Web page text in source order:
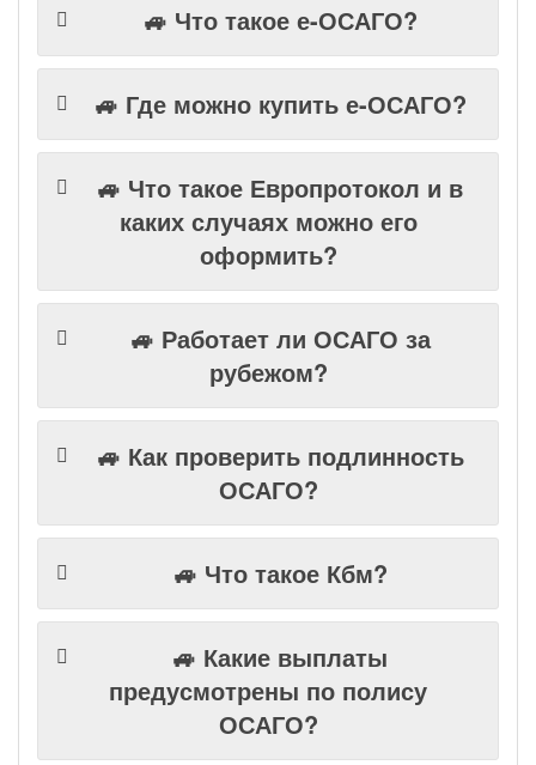
🚙 Что такое е-ОСАГО?
🚙 Где можно купить е-ОСАГО?
🚙 Что такое Европротокол и в
каких случаях можно его
оформить?
🚙 Работает ли ОСАГО за
рубежом?
🚙 Как проверить подлинность
ОСАГО?
🚙 Что такое Кбм?
🚙 Какие выплаты
предусмотрены по полису
ОСАГО?